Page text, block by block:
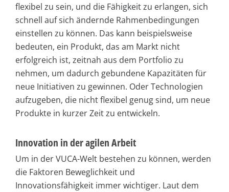
flexibel zu sein, und die Fähigkeit zu erlangen, sich
schnell auf sich ändernde Rahmenbedingungen
einstellen zu können. Das kann beispielsweise
bedeuten, ein Produkt, das am Markt nicht
erfolgreich ist, zeitnah aus dem Portfolio zu
nehmen, um dadurch gebundene Kapazitäten für
neue Initiativen zu gewinnen. Oder Technologien
aufzugeben, die nicht flexibel genug sind, um neue
Produkte in kurzer Zeit zu entwickeln.
Innovation in der agilen Arbeit
Um in der VUCA-Welt bestehen zu können, werden
die Faktoren Beweglichkeit und
Innovationsfähigkeit immer wichtiger. Laut dem